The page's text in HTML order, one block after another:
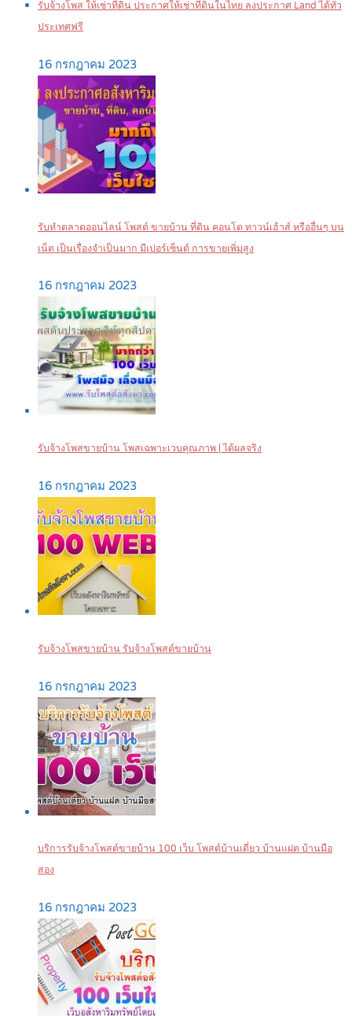
รับจ้างโพส ให้เช่าที่ดิน ประกาศให้เช่าที่ดินในไทย ลงประกาศ Land ได้ทั่ว
ประเทศฟรี
16 กรกฎาคม 2023
รับทำตลาดออนไลน์ โพสต์ ขายบ้าน ที่ดิน คอนโด ทาวน์เฮ้าส์ หรืออื่นๆ บน
เน็ต เป็นเรื่องจำเป็นมาก มีเปอร์เซ็นต์ การขายเพิ่มสูง
16 กรกฎาคม 2023
รับจ้างโพสขายบ้าน โพสเฉพาะเวบคุณภาพ | ได้ผลจริง
16 กรกฎาคม 2023
รับจ้างโพสขายบ้าน รับจ้างโพสต์ขายบ้าน
16 กรกฎาคม 2023
บริการรับจ้างโพสต์ขายบ้าน 100 เว็บ โพสต์บ้านเดี่ยว บ้านแฝด บ้านมือ
สอง
16 กรกฎาคม 2023